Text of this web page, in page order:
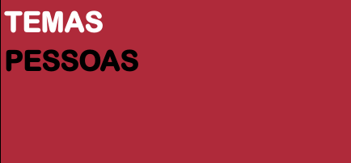
TEMAS
PESSOAS